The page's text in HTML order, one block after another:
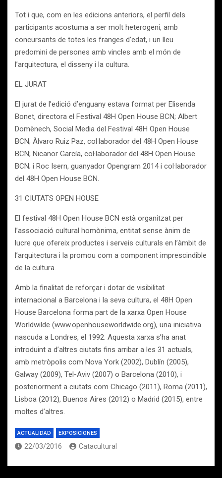
Tot i que, com en les edicions anteriors, el perfil dels
participants acostuma a ser molt heterogeni, amb
concursants de totes les franges d’edat, i un lleu
predomini de persones amb vincles amb el món de
l’arquitectura, el disseny i la cultura.
EL JURAT
El jurat de l’edició d’enguany estava format per Elisenda
Bonet, directora el Festival 48H Open House BCN; Albert
Domènech, Social Media del Festival 48H Open House
BCN; Àlvaro Ruiz Paz, col·laborador del 48H Open House
BCN; Nicanor García, col·laborador del 48H Open House
BCN; i Roc Isern, guanyador Opengram 2014 i col·laborador
del 48H Open House BCN.
31 CIUTATS OPEN HOUSE
El festival 48H Open House BCN està organitzat per
l’associació cultural homònima, entitat sense ànim de
lucre que ofereix productes i serveis culturals en l’àmbit de
l’arquitectura i la promou com a component imprescindible
de la cultura.
Amb la finalitat de reforçar i dotar de visibilitat
internacional a Barcelona i la seva cultura, el 48H Open
House Barcelona forma part de la xarxa Open House
Worldwilde (www.openhouseworldwide.org), una iniciativa
nascuda a Londres, el 1992. Aquesta xarxa s’ha anat
introduint a d’altres ciutats fins arribar a les 31 actuals,
amb metròpolis com Nova York (2002), Dublín (2005),
Galway (2009), Tel-Aviv (2007) o Barcelona (2010), i
posteriorment a ciutats com Chicago (2011), Roma (2011),
Lisboa (2012), Buenos Aires (2012) o Madrid (2015), entre
moltes d’altres.
ACTUALIDAD EXPOSICIONES
22/03/2016 Catacultural